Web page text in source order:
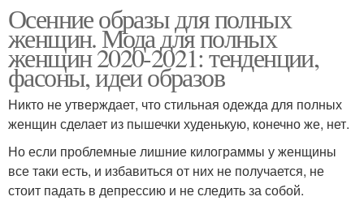
Осенние образы для полных
женщин. Мода для полных
женщин 2020-2021: тенденции,
фасоны, идеи образов
Никто не утверждает, что стильная одежда для полных
женщин сделает из пышечки худенькую, конечно же, нет.
Но если проблемные лишние килограммы у женщины
все таки есть, и избавиться от них не получается, не
стоит падать в депрессию и не следить за собой.